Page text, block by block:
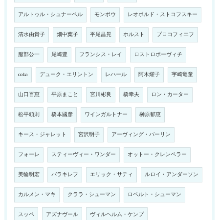
アルトゥル・シュナーベル モンポウ レオポルド・ストコフスキー
清水由貴子 畑中葉子 平尾昌晃 ホルスト プロコフィエフ
服部公一 尾崎豊 フランシス・レイ ロストロポーヴィチ
coba デューク・エリントン レハール 阿木燿子 宇崎竜童
山口百恵 平原まこと 宮川彬良 橋幸夫 ロン・カーター
松平頼則 橋本國彦 ワインガルトナー 榊原郁恵
キース・ジャレット 宮沢明子 アーヴィング・バーリン
フォーレ スティーヴィー・ワンダー オットー・クレンペラー
美輪明宏 バラキレフ エリック・サティ ルロイ・アンダーソン
カルメン・マキ クララ・シューマン ロベルト・シューマン
スッペ アズナヴール ヴィルヘルム・ケンプ